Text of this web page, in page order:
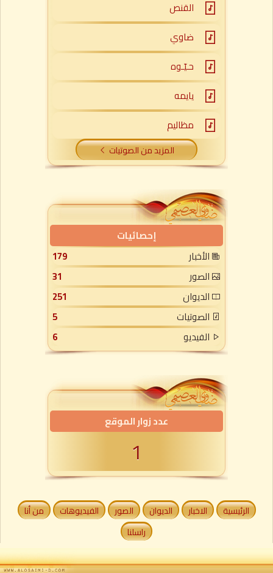
القنص
ضاوي
حـيّـوه
يايمه
مظاليم
المزيد من الصوتيات
إحصائيات
الأخبار
179
الصور
31
الديوان
251
الصوتيات
5
الفيديو
6
عدد زوار الموقع
1
الرئيسية الاخبار الديوان الصور الفيديوهات
من أنا
راسلنا